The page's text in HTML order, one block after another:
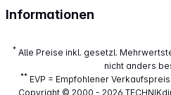
Informationen
* Alle Preise inkl. gesetzl.
nicht anders
**EVP = Empfohlener
Copyright © 2000 - 2026